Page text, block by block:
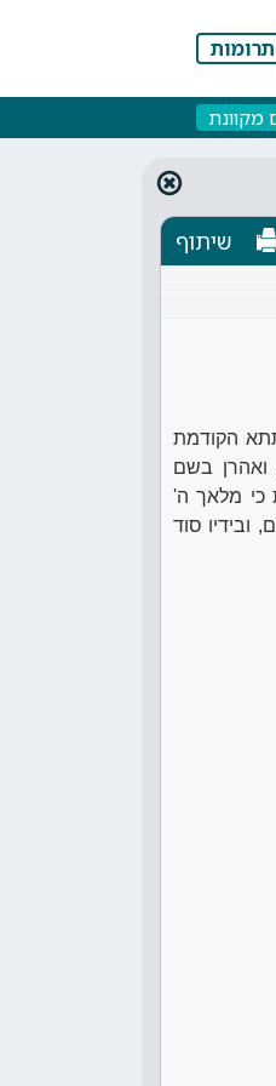
תרומות
מקוונת
שיתוף
הקודמת
ואהרן בשם
כי מלאך ה'
ובידיו סוד